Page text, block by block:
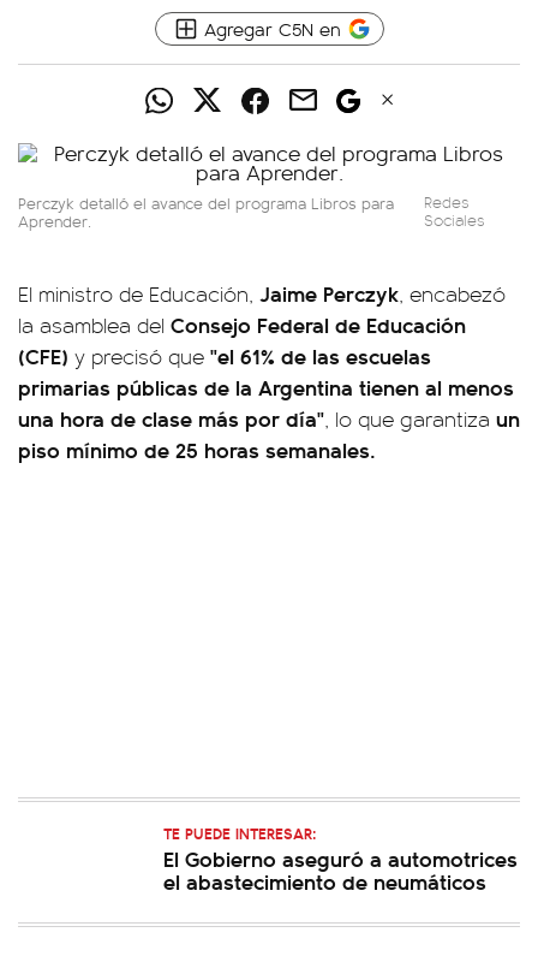
Agregar C5N en
Perczyk detalló el avance del programa Libros para
Aprender.
Redes
Sociales
El ministro de Educación, Jaime Perczyk, encabezó
la asamblea del Consejo Federal de Educación
(CFE) y precisó que "el 61% de las escuelas
primarias públicas de la Argentina tienen al menos
una hora de clase más por día", lo que garantiza un
piso mínimo de 25 horas semanales.
TE PUEDE INTERESAR:
El Gobierno aseguró a automotrices
el abastecimiento de neumáticos